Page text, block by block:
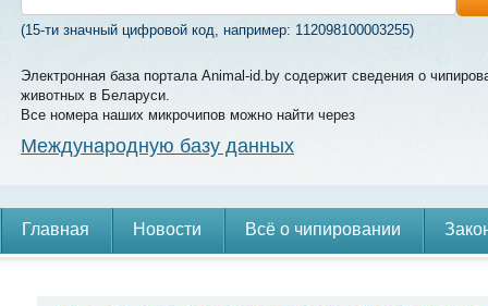
(15-ти значный цифровой код, например: 112098100003255)
Электронная база портала Animal-id.by содержит сведения о
животных в Беларуси.
Все номера наших микрочипов можно найти через
Международную базу данных
Главная Новости Всё о чипировании